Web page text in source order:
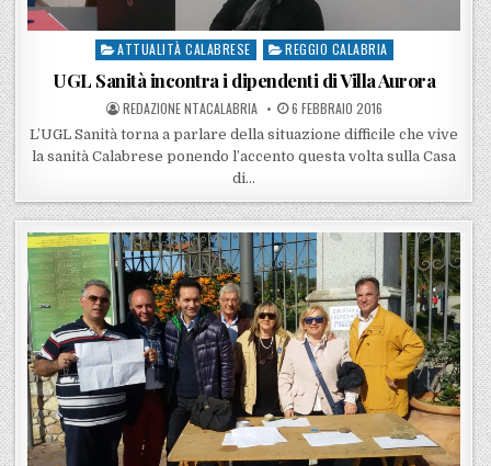
Posted in
ATTUALITÀ CALABRESE REGGIO CALABRIA
UGL Sanità incontra i dipendenti di Villa Aurora
POSTED BY
REDAZIONE NTACALABRIA POSTED ON
6 FEBBRAIO 2016
L’UGL Sanità torna a parlare della situazione difficile che vive
la sanità Calabrese ponendo l’accento questa volta sulla Casa
di…